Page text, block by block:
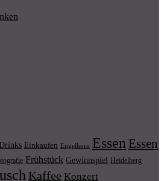
Drinks Einkaufen Engelhorn Essen Essen
Frühstück Gewinnspiel Heidelberg
Kaffee Konzert